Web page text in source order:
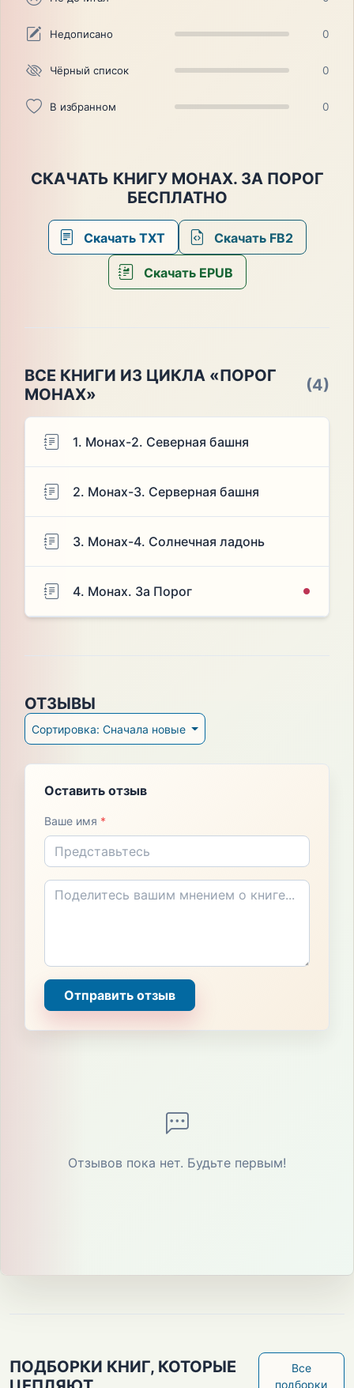
Недописано 0
Чёрный список 0
В избранном 0
СКАЧАТЬ КНИГУ МОНАХ. ЗА ПОРОГ
БЕСПЛАТНО
Скачать TXT Скачать FB2
Скачать EPUB
ВСЕ КНИГИ ИЗ ЦИКЛА «ПОРОГ
МОНАХ»
(4)
1. Монах-2. Северная башня
2. Монах-3. Серверная башня
3. Монах-4. Солнечная ладонь
4. Монах. За Порог
ОТЗЫВЫ
Сортировка: Сначала новые
Оставить отзыв
Ваше имя *
Отправить отзыв
Отзывов пока нет. Будьте первым!
ПОДБОРКИ КНИГ, КОТОРЫЕ
Все
подборки